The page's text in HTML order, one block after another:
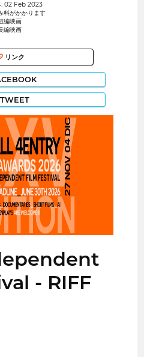
: 02 Feb 2023
料がかかります
編映画
編映画
リンク
TWEET
- RIFF